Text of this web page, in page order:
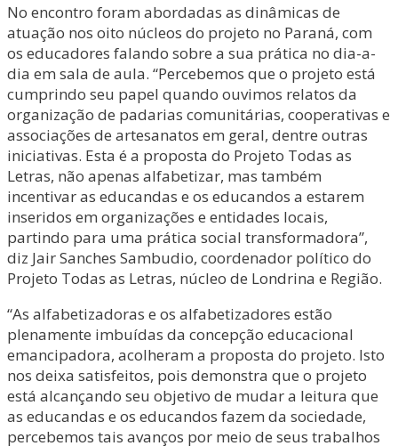
No encontro foram abordadas as dinâmicas de
atuação nos oito núcleos do projeto no Paraná, com
os educadores falando sobre a sua prática no dia-a-
dia em sala de aula. “Percebemos que o projeto está
cumprindo seu papel quando ouvimos relatos da
organização de padarias comunitárias, cooperativas e
associações de artesanatos em geral, dentre outras
iniciativas. Esta é a proposta do Projeto Todas as
Letras, não apenas alfabetizar, mas também
incentivar as educandas e os educandos a estarem
inseridos em organizações e entidades locais,
partindo para uma prática social transformadora”,
diz Jair Sanches Sambudio, coordenador político do
Projeto Todas as Letras, núcleo de Londrina e Região.
“As alfabetizadoras e os alfabetizadores estão
plenamente imbuídas da concepção educacional
emancipadora, acolheram a proposta do projeto. Isto
nos deixa satisfeitos, pois demonstra que o projeto
está alcançando seu objetivo de mudar a leitura que
as educandas e os educandos fazem da sociedade,
percebemos tais avanços por meio de seus trabalhos